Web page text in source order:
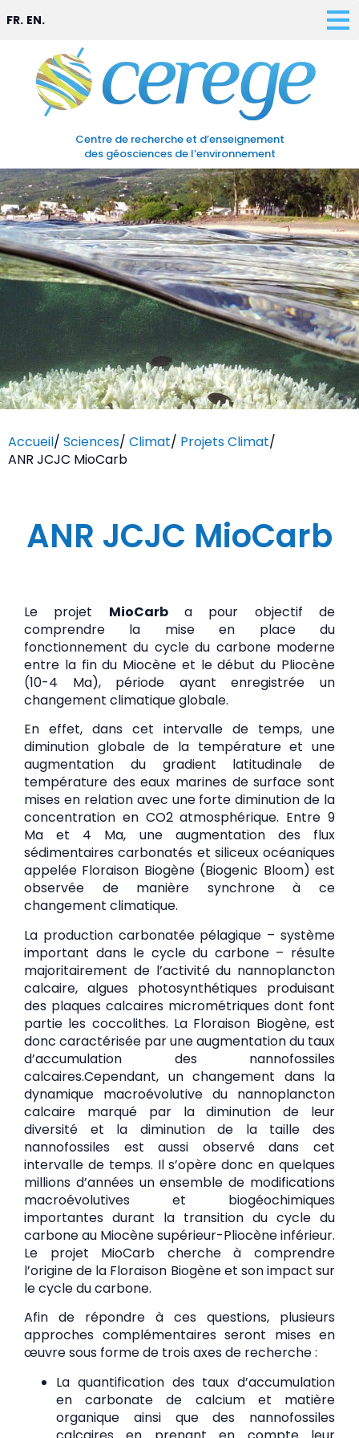
Centre de recherche et d’enseignement
des géosciences de l’environnement
FR. EN.
Accueil/ Sciences/ Climat/ Projets Climat/
ANR JCJC MioCarb
ANR JCJC MioCarb
Le projet MioCarba pour objectif de
comprendre la mise en place du
fonctionnement du cycle du carbone moderne
entre la fin du Miocène et le début du Pliocène
(10-4 Ma), période ayant enregistrée un
changement climatique globale.
En effet, dans cet intervalle de temps, une
diminution globale de la température et une
augmentation du gradient latitudinale de
température des eaux marines de surface sont
mises en relation avec une forte diminution de la
concentration en CO2 atmosphérique. Entre 9
Ma et 4 Ma, une augmentation des flux
sédimentaires carbonatés et siliceux océaniques
appelée Floraison Biogène (Biogenic Bloom) est
observée de manière synchrone à ce
changement climatique.
La production carbonatée pélagique – système
important dans le cycle du carbone – résulte
majoritairement de l’activité du nannoplancton
calcaire, algues photosynthétiques produisant
des plaques calcaires micrométriques dont font
partie les coccolithes. La Floraison Biogène, est
donc caractérisée par une augmentation du taux
d’accumulation des nannofossiles
calcaires.Cependant, un changement dans la
dynamique macroévolutive du nannoplancton
calcaire marqué par la diminution de leur
diversité et la diminution de la taille des
nannofossiles est aussi observé dans cet
intervalle de temps. Il s’opère donc en quelques
millions d’années un ensemble de modifications
macroévolutives et biogéochimiques
importantes durant la transition du cycle du
carbone au Miocène supérieur-Pliocène inférieur.
Le projet MioCarb cherche à comprendre
l’origine de la Floraison Biogène et son impact sur
le cycle du carbone.
Afin de répondre à ces questions, plusieurs
approches complémentaires seront mises en
œuvre sous forme de trois axes de recherche :
La quantification des taux d’accumulation
en carbonate de calcium et matière
organique ainsi que des nannofossiles